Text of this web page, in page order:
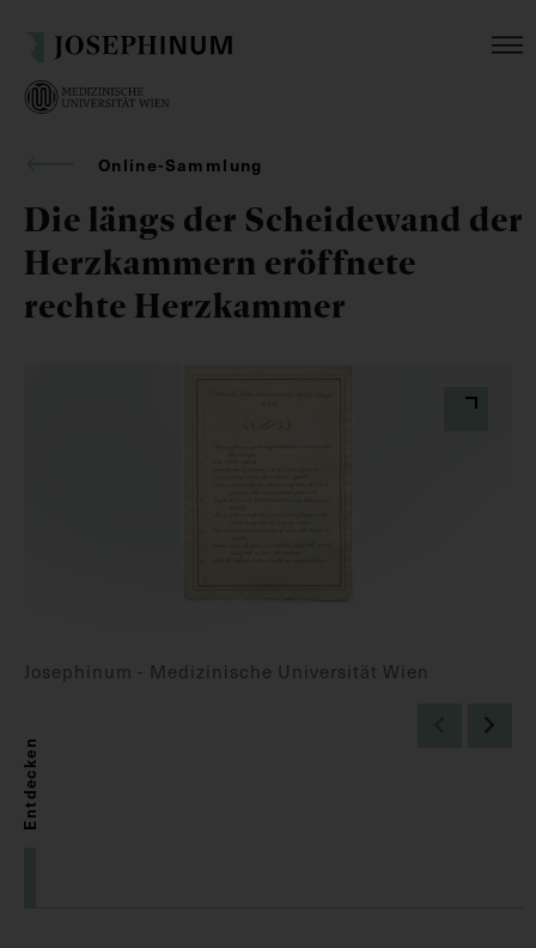
Online-Sammlung
Die längs der Scheidewand der
Herzkammern eröffnete
rechte Herzkammer
Josephinum - Medizinische Universität Wien
Entdecken